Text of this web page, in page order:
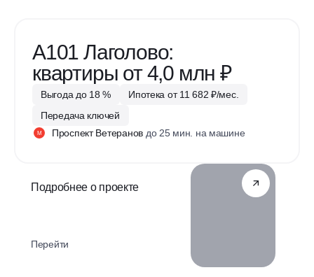
А101 Лаголово:
квартиры от 4,0 млн ₽
Выгода до 18 %
Ипотека от 11 682 ₽/мес.
Передача ключей
М Проспект Ветеранов до 25 мин. на машине
Подробнее о проекте
Перейти